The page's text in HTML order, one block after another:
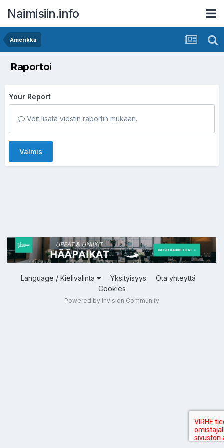
Naimisiin.info
Amerikka
Raportoi
Your Report
Voit lisätä viestin raportin mukaan.
Valmis
Language / Kielivalinta Yksityisyys
Ota yhteyttä
Cookies
Powered by Invision Community